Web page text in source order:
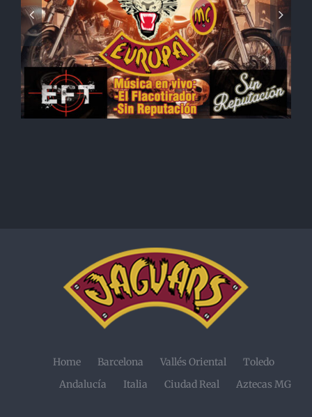
38 Aniversario Jaguars MC
Europa – 17 Diciembre 2022
Home Barcelona Vallés Oriental
Toledo
Andalucía
Italia Ciudad Real Aztecas MG